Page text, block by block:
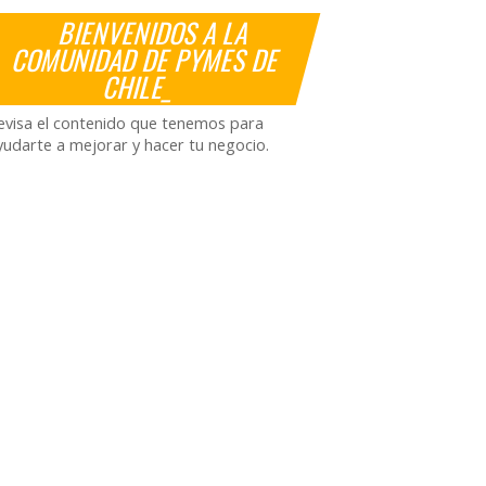
BIENVENIDOS A LA
COMUNIDAD DE PYMES DE
CHILE_
el contenido que tenemos para
a mejorar y hacer tu negocio.